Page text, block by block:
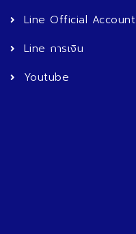
Line Official Account
Line การเงิน
Youtube